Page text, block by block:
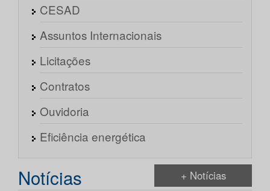
CESAD
Assuntos Internacionais
Licitações
Contratos
Ouvidoria
Eficiência energética
Notícias + Notícias